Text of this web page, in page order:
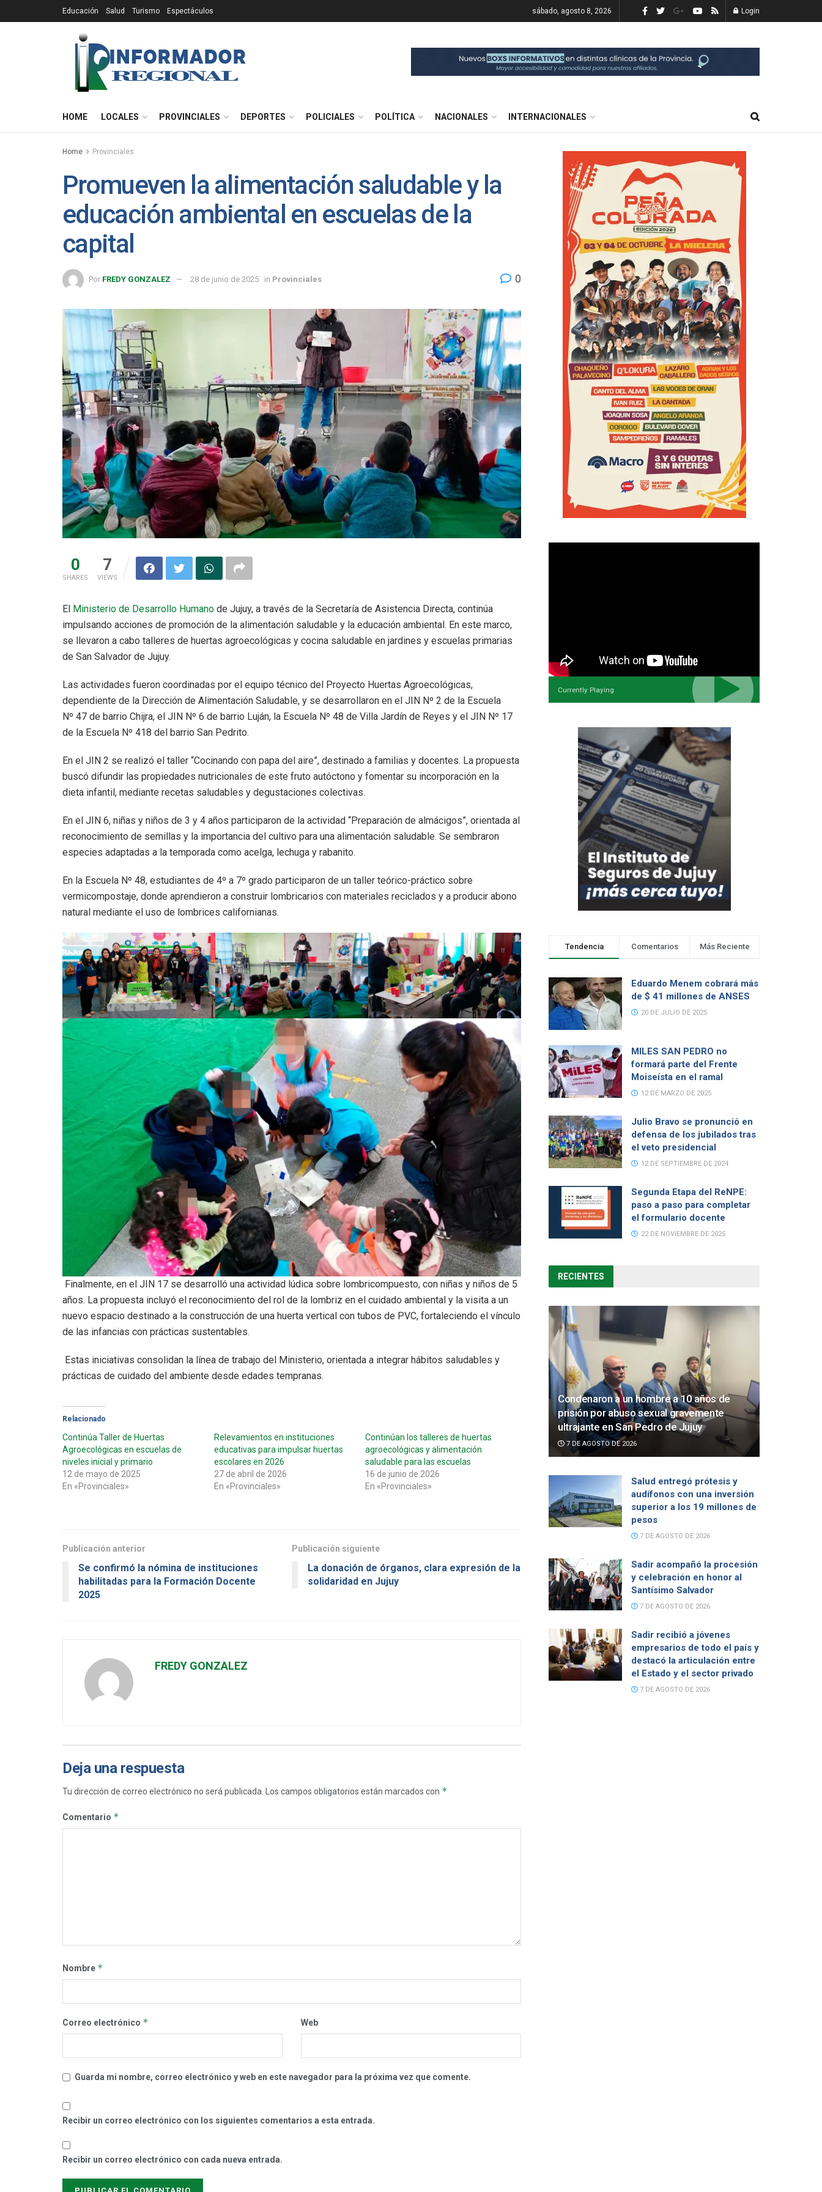
Educación Salud Turismo Espectáculos sábado, agosto 8, 2026 Login
HOME LOCALES PROVINCIALES DEPORTES POLICIALES POLÍTICA NACIONALES INTERNACIONALES
Home Provinciales
Promueven la alimentación saludable y la
educación ambiental en escuelas de la
capital
Por FREDY GONZALEZ 28 de junio de 2025 in Provinciales 0
0
SHARES
7
VIEWS
El Ministerio de Desarrollo Humano de Jujuy, a través de la Secretaría de Asistencia Directa, continúa
impulsando acciones de promoción de la alimentación saludable y la educación ambiental. En este marco,
se llevaron a cabo talleres de huertas agroecológicas y cocina saludable en jardines y escuelas primarias
de San Salvador de Jujuy.
Las actividades fueron coordinadas por el equipo técnico del Proyecto Huertas Agroecológicas,
dependiente de la Dirección de Alimentación Saludable, y se desarrollaron en el JIN Nº 2 de la Escuela
Nº 47 de barrio Chijra, el JIN Nº 6 de barrio Luján, la Escuela Nº 48 de Villa Jardín de Reyes y el JIN Nº 17
de la Escuela Nº 418 del barrio San Pedrito.
En el JIN 2 se realizó el taller “Cocinando con papa del aire”, destinado a familias y docentes. La propuesta
buscó difundir las propiedades nutricionales de este fruto autóctono y fomentar su incorporación en la
dieta infantil, mediante recetas saludables y degustaciones colectivas.
En el JIN 6, niñas y niños de 3 y 4 años participaron de la actividad “Preparación de almácigos”, orientada al
reconocimiento de semillas y la importancia del cultivo para una alimentación saludable. Se sembraron
especies adaptadas a la temporada como acelga, lechuga y rabanito.
En la Escuela Nº 48, estudiantes de 4º a 7º grado participaron de un taller teórico-práctico sobre
vermicompostaje, donde aprendieron a construir lombricarios con materiales reciclados y a producir abono
natural mediante el uso de lombrices californianas.
Finalmente, en el JIN 17 se desarrolló una actividad lúdica sobre lombricompuesto, con niñas y niños de 5
años. La propuesta incluyó el reconocimiento del rol de la lombriz en el cuidado ambiental y la visita a un
nuevo espacio destinado a la construcción de una huerta vertical con tubos de PVC, fortaleciendo el vínculo
de las infancias con prácticas sustentables.
Estas iniciativas consolidan la línea de trabajo del Ministerio, orientada a integrar hábitos saludables y
prácticas de cuidado del ambiente desde edades tempranas.
Relacionado
Continúa Taller de Huertas
Agroecológicas en escuelas de
niveles inicial y primario
12 de mayo de 2025
En «Provinciales»
Relevamientos en instituciones
educativas para impulsar huertas
escolares en 2026
27 de abril de 2026
En «Provinciales»
Continúan los talleres de huertas
agroecológicas y alimentación
saludable para las escuelas
16 de junio de 2026
En «Provinciales»
Publicación anterior
Se confirmó la nómina de instituciones
habilitadas para la Formación Docente
2025
Publicación siguiente
La donación de órganos, clara expresión de la
solidaridad en Jujuy
FREDY GONZALEZ
Deja una respuesta
Tu dirección de correo electrónico no será publicada. Los campos obligatorios están marcados con *
Comentario *
Nombre *
Correo electrónico * Web
Guarda mi nombre, correo electrónico y web en este navegador para la próxima vez que comente.
Recibir un correo electrónico con los siguientes comentarios a esta entrada.
Recibir un correo electrónico con cada nueva entrada.
Currently Playing
Tendencia Comentarios Más Reciente
Eduardo Menem cobrará más
de $ 41 millones de ANSES
20 DE JULIO DE 2025
MILES SAN PEDRO no
formará parte del Frente
Moiseísta en el ramal
12 DE MARZO DE 2025
Julio Bravo se pronunció en
defensa de los jubilados tras
el veto presidencial
12 DE SEPTIEMBRE DE 2024
Segunda Etapa del ReNPE:
paso a paso para completar
el formulario docente
22 DE NOVIEMBRE DE 2025
RECIENTES
Condenaron a un hombre a 10 años de
prisión por abuso sexual gravemente
ultrajante en San Pedro de Jujuy
7 DE AGOSTO DE 2026
Salud entregó prótesis y
audífonos con una inversión
superior a los 19 millones de
pesos
7 DE AGOSTO DE 2026
Sadir acompañó la procesión
y celebración en honor al
Santísimo Salvador
7 DE AGOSTO DE 2026
Sadir recibió a jóvenes
empresarios de todo el país y
destacó la articulación entre
el Estado y el sector privado
7 DE AGOSTO DE 2026